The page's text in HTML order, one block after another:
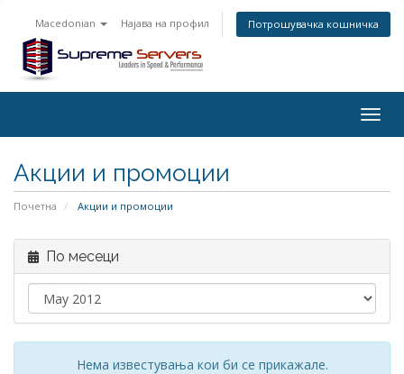
Macedonian Најава на профил Потрошувачка кошничка
Акции и промоции
Почетна Акции и промоции
По месеци
Нема известувања кои би се прикажале.